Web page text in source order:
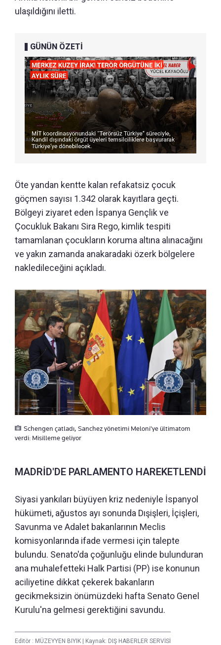
ulaşıldığını iletti.
GÜNÜN ÖZETİ
Öte yandan kentte kalan refakatsiz çocuk
göçmen sayısı 1.342 olarak kayıtlara geçti.
Bölgeyi ziyaret eden İspanya Gençlik ve
Çocukluk Bakanı Sira Rego, kimlik tespiti
tamamlanan çocukların koruma altına alınacağını
ve yakın zamanda anakaradaki özerk bölgelere
nakledileceğini açıkladı.
Schengen çatladı, Sanchez yönetimi Meloni'ye ültimatom
verdi: Misilleme geliyor
MADRİD'DE PARLAMENTO HAREKETLENDİ
Siyasi yankıları büyüyen kriz nedeniyle İspanyol
hükümeti, ağustos ayı sonunda Dışişleri, İçişleri,
Savunma ve Adalet bakanlarının Meclis
komisyonlarında ifade vermesi için talepte
bulundu. Senato'da çoğunluğu elinde bulunduran
ana muhalefetteki Halk Partisi (PP) ise konunun
aciliyetine dikkat çekerek bakanların
gecikmeksizin önümüzdeki hafta Senato Genel
Kurulu'na gelmesi gerektiğini savundu.
Editör : MÜZEYYEN BIYIK Kaynak: DIŞ HABERLER SERVİSİ